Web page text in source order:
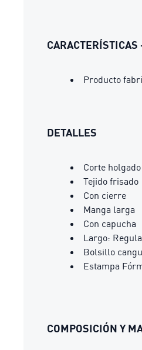
Producto
DETALLES
Corte holgado
Tejido frisado
Con cierre
Manga larga
Con capucha
Largo:
Bolsillo
Estampa
COMPOSICIÓN Y